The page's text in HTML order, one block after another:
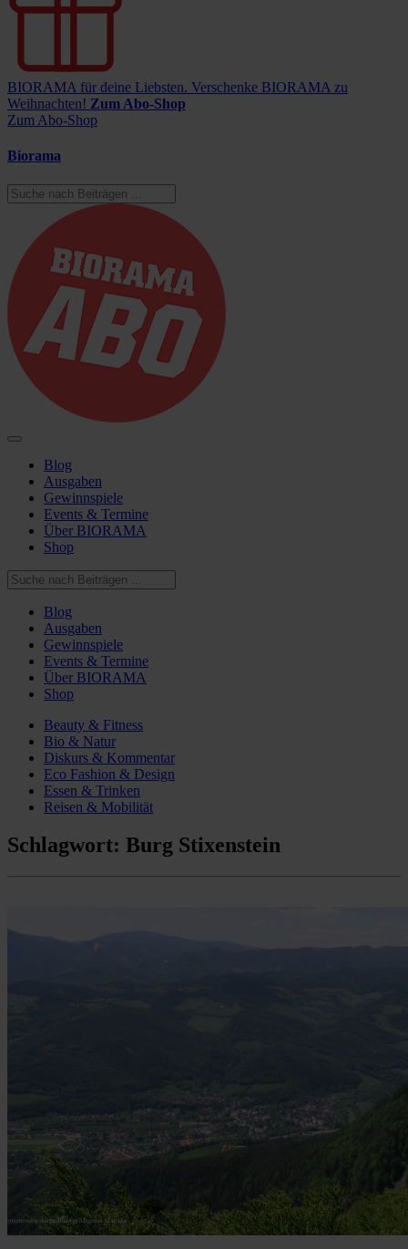
BIORAMA für deine Liebsten. Verschenke BIORAMA zu
Weihnachten! Zum Abo-Shop
Zum Abo-Shop
Biorama
Blog
Ausgaben
Gewinnspiele
Events & Termine
Über BIORAMA
Shop
Blog
Ausgaben
Gewinnspiele
Events & Termine
Über BIORAMA
Shop
Beauty & Fitness
Bio & Natur
Diskurs & Kommentar
Eco Fashion & Design
Essen & Trinken
Reisen & Mobilität
Schlagwort: Burg Stixenstein